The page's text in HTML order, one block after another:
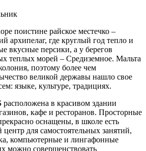
поистине райское местечко –
архипелаг, где круглый год тепло и
вкусные персики, а у берегов
теплых морей – Средиземное. Мальта
поэтому более чем
великой державы нашло свое
языке, культуре, традициях.
расположена в красивом здании
кафе и ресторанов. Просторные
оснащены, в школе есть
для самостоятельных занятий,
компьютерные и лингафонные
можно совершенствовать